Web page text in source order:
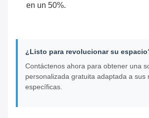
en un 50%.
¿Listo para revolucionar su
Contáctenos ahora para obtener una
personalizada gratuita adaptada a sus
específicas.